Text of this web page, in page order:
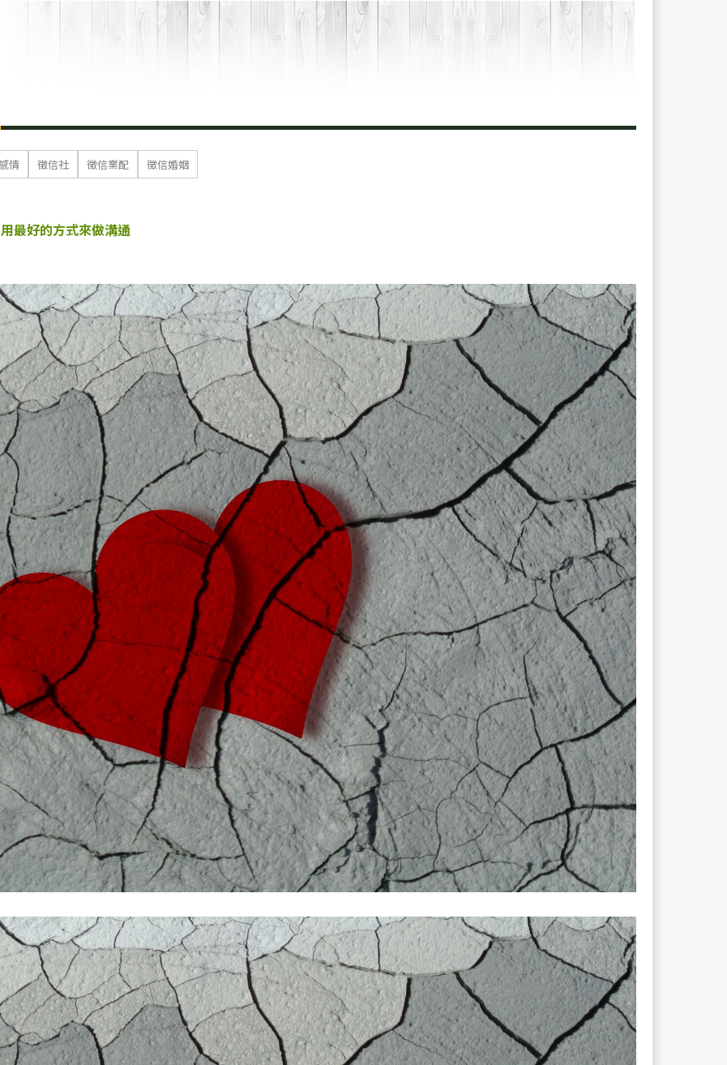
情 徵信社 徵信業配 徵信婚姻
最好的方式來做溝通